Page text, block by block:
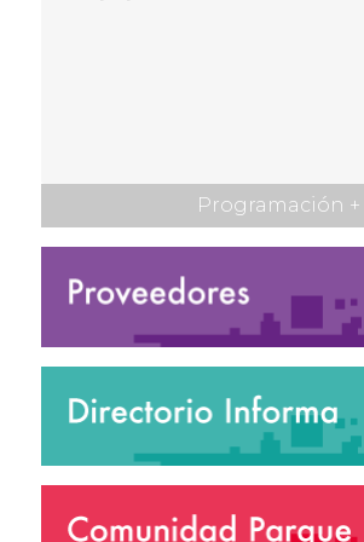
Programación +